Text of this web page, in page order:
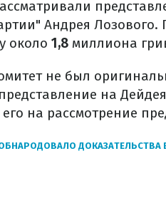
Андрея Лозового.
около 1,8 миллиона
не был
на
его на рассмотрение